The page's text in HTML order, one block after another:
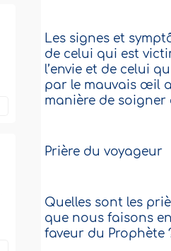
Les signes et
de celui qui est
l’envie et de celui
par le mauvais œil
manière de soigner
Prière du voyageur
Quelles sont les
que nous faisons en
faveur du Prophète